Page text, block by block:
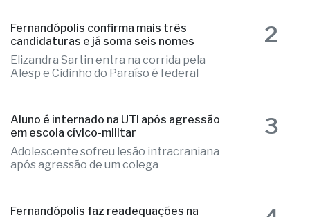
Fernandópolis confirma mais três
candidaturas e já soma seis nomes
Elizandra Sartin entra na corrida pela
Alesp e Cidinho do Paraíso é federal
2
Aluno é internado na UTI após agressão
em escola cívico-militar
Adolescente sofreu lesão intracraniana
após agressão de um colega
3
Fernandópolis faz readequações na